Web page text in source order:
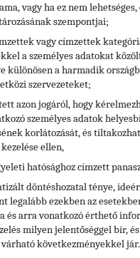
vagy ha ez nem
szempontjai;
vagy címzettek
a személyes adatokat
különösen a harmadik
szervezeteket;
azon jogáról, hogy
személyes adatok
korlátozását, és
ellen,
hatósághoz címzett
döntéshozatal ténye,
legalább ezekben az
és arra vonatkozó érthető
milyen jelentőséggel bír,
következményekkel jár.